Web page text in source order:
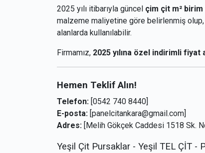
2025 yılı itibarıyla güncel çim çit m² birim
malzeme maliyetine göre belirlenmiş
alanlarda kullanılabilir.
Firmamız, 2025 yılına özel indirimli fiyat
Hemen Teklif Alın!
Telefon: [0542 740 8440]
E-posta: [panelcitankara@gmail.com]
Adres: [Melih Gökçek Caddesi 1518 Sk.
Yeşil Çit Pursaklar - Yeşil TEL ÇİT -